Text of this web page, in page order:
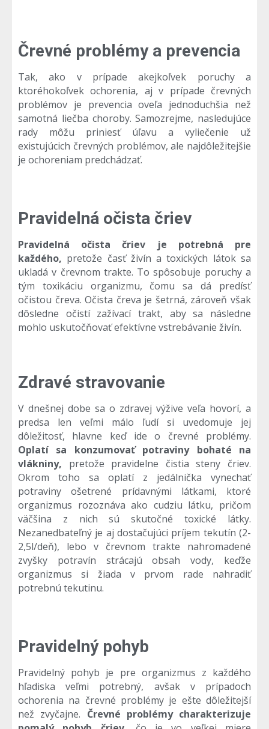
Črevné problémy a prevencia
Tak, ako v prípade akejkoľvek poruchy a
ktoréhokoľvek ochorenia, aj v prípade črevných
problémov je prevencia oveľa jednoduchšia než
samotná liečba choroby. Samozrejme, nasledujúce
rady môžu priniesť úľavu a vyliečenie už
existujúcich črevných problémov, ale najdôležitejšie
je ochoreniam predchádzať.
Pravidelná očista čriev
Pravidelná očista čriev je potrebná pre
každého, pretože časť živín a toxických látok sa
ukladá v črevnom trakte. To spôsobuje poruchy a
tým toxikáciu organizmu, čomu sa dá predísť
očistou čreva. Očista čreva je šetrná, zároveň však
dôsledne očistí zažívací trakt, aby sa následne
mohlo uskutočňovať efektívne vstrebávanie živín.
Zdravé stravovanie
V dnešnej dobe sa o zdravej výžive veľa hovorí, a
predsa len veľmi málo ľudí si uvedomuje jej
dôležitosť, hlavne keď ide o črevné problémy.
Oplatí sa konzumovať potraviny bohaté na
vlákniny, pretože pravidelne čistia steny čriev.
Okrom toho sa oplatí z jedálnička vynechať
potraviny ošetrené prídavnými látkami, ktoré
organizmus rozoznáva ako cudziu látku, pričom
väčšina z nich sú skutočné toxické látky.
Nezanedbateľný je aj dostačujúci príjem tekutín (2-
2,5l/deň), lebo v črevnom trakte nahromadené
zvyšky potravín strácajú obsah vody, keďže
organizmus si žiada v prvom rade nahradiť
potrebnú tekutinu.
Pravidelný pohyb
Pravidelný pohyb je pre organizmus z každého
hľadiska veľmi potrebný, avšak v prípadoch
ochorenia na črevné problémy je ešte dôležitejší
než zvyčajne. Črevné problémy charakterizuje